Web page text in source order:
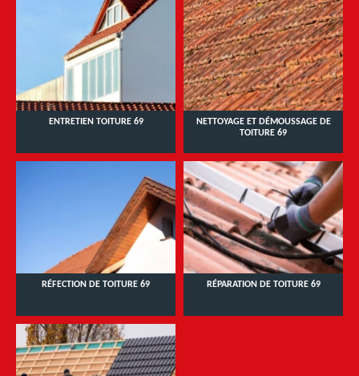
ENTRETIEN TOITURE 69
NETTOYAGE ET DÉMOUSSAGE DE
TOITURE 69
RÉFECTION DE TOITURE 69 RÉPARATION DE TOITURE 69